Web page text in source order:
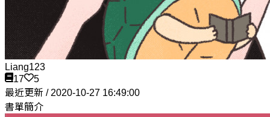
Liang123
17
5
最近更新 / 2020-10-27 16:49:00
書單簡介